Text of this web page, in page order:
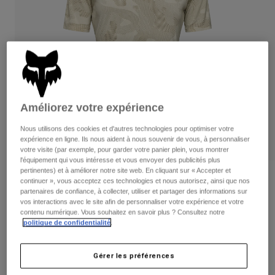
Pantalons
Shorts
Vestes
Protections
Masques
Chaussettes
Pantalons
Gants
Vestes
Protections
Masques
Chaussettes
Sacs et accessoires
Pièces de rechange
Voir tout
Femme
Sweats et Pulls
Vestes
Pantalons
Chemises
Voir tout
Chaussettes
Voir tout
Casques
Maillots
Pantalons
Bottes
Protections
Gants
Avis
Maillot Ranger TruDri® Femme
Article n°33841
Price reduced from
32,99 €
Améliorez votre expérience
Nous utilisons des cookies et d'autres technologies pour optimiser votre
expérience en ligne. Ils nous aident à nous souvenir de vous, à personnaliser
votre visite (par exemple, pour garder votre panier plein, vous montrer
l'équipement qui vous intéresse et vous envoyer des publicités plus
pertinentes) et à améliorer notre site web. En cliquant sur « Accepter et
continuer », vous acceptez ces technologies et nous autorisez, ainsi que nos
partenaires de confiance, à collecter, utiliser et partager des informations sur
vos interactions avec le site afin de personnaliser votre expérience et votre
contenu numérique. Vous souhaitez en savoir plus ? Consultez notre
politique de confidentialité
Gérer les préférences